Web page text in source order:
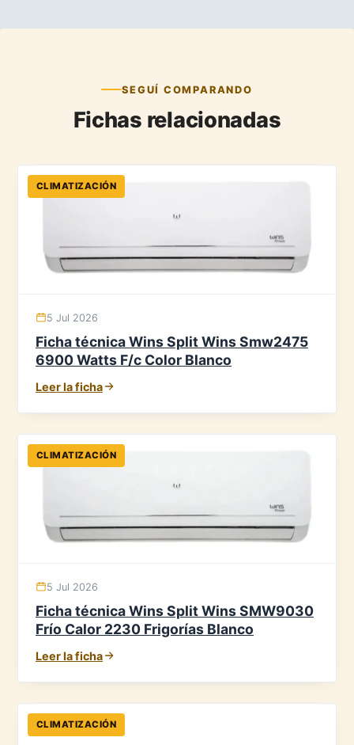
SEGUÍ COMPARANDO
Fichas relacionadas
CLIMATIZACIÓN
5 Jul 2026
Ficha técnica Wins Split Wins Smw2475
6900 Watts F/c Color Blanco
Leer la ficha
CLIMATIZACIÓN
5 Jul 2026
Ficha técnica Wins Split Wins SMW9030
Frío Calor 2230 Frigorías Blanco
Leer la ficha
CLIMATIZACIÓN